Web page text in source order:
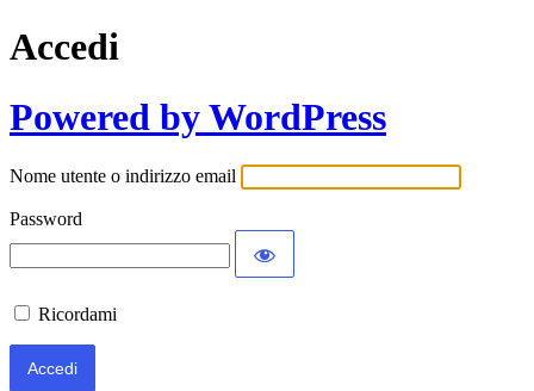
Accedi
Powered by WordPress
Nome utente o indirizzo email
Password
Ricordami